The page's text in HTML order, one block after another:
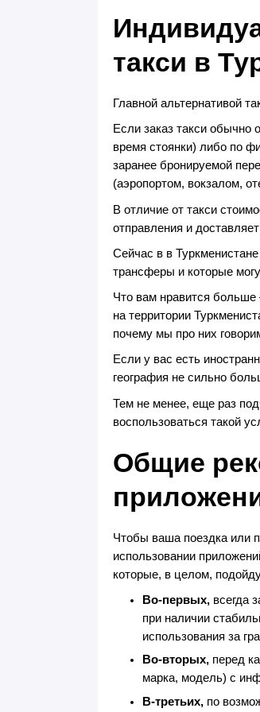
такси в
Главной альтернативой
Если заказ такси обычно
время стоянки) либо по
заранее бронируемой
(аэропортом, вокзалом,
В отличие от такси
отправления и
Сейчас в в
трансферы и которые
Что вам нравится больше
на территории
почему мы про них
Если у вас есть
география не сильно
Тем не менее, еще раз
воспользоваться такой
Общие
Чтобы ваша поездка или
использовании
которые, в целом,
Во-первых, всегда
при наличии
использования за
Во-вторых, перед
марка, модель) с
В-третьих, по